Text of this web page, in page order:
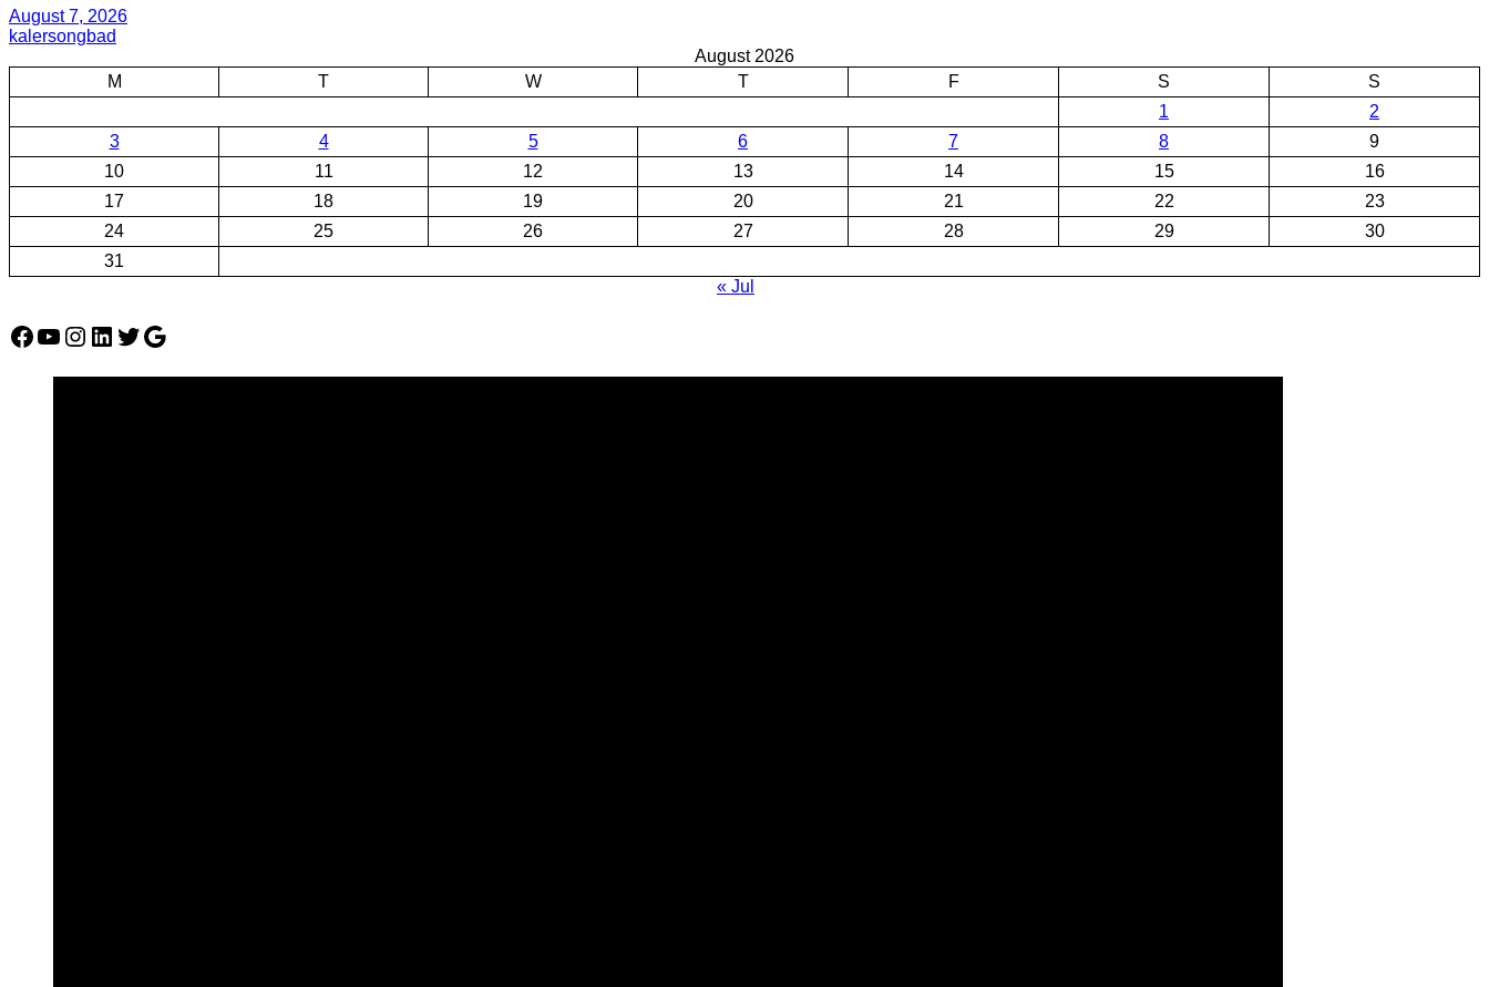
August 7, 2026
kalersongbad
August 2026
M
T W T F S
S
1
2
3
4 5 6 7 8
9
10
11 12 13 14 15
16
17
18 19 20 21 22
23
24
25 26 27 28 29
30
31
« Jul
Facebook
YouTube
Instagram
LinkedIn
Twitter
Google